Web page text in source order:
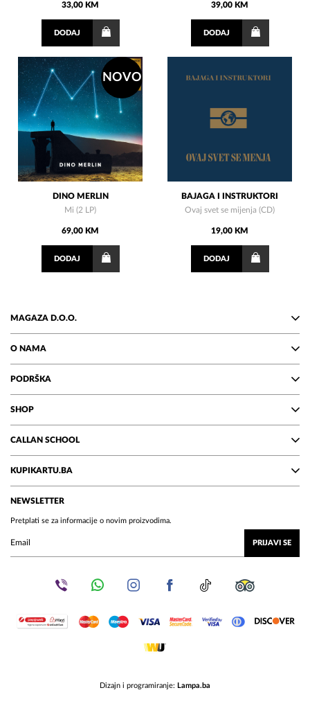
33,00 KM
DODAJ
39,00 KM
DODAJ
NOVO
DINO MERLIN
Mi (2 LP)
69,00 KM
DODAJ
BAJAGA I INSTRUKTORI
Ovaj svet se mijenja (CD)
19,00 KM
DODAJ
MAGAZA D.O.O.
O NAMA
PODRŠKA
SHOP
CALLAN SCHOOL
KUPIKARTU.BA
NEWSLETTER
Pretplati se za informacije o novim proizvodima.
PRIJAVI SE
Dizajn i programiranje: Lampa.ba